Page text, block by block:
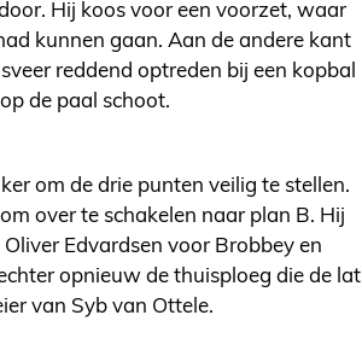
Hij koos voor een voorzet, waar
kunnen gaan. Aan de andere kant
reddend optreden bij een kopbal
de paal schoot.
om de drie punten veilig te stellen.
over te schakelen naar plan B. Hij
Edvardsen voor Brobbey en
opnieuw de thuisploeg die de lat
van Syb van Ottele.